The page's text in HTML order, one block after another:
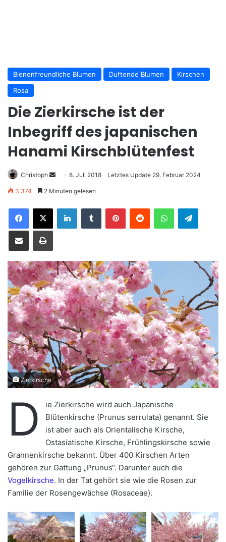
Bienenfreundliche Blumen Duftende Blumen
Kirschen
Rosa
Die Zierkirsche ist der
Inbegriff des japanischen
Hanami Kirschblütenfest
Christoph
d
s
e
i
n
e
E
-
M
a
i
l
8. Juli 2018 Letztes Update 29. Februar 2024
3.374 2 Minuten gelesen
Zierkirsche
D
ie Zierkirsche wird auch Japanische
Blütenkirsche (Prunus serrulata) genannt. Sie
ist aber auch als Orientalische Kirsche,
Ostasiatische Kirsche, Frühlingskirsche sowie
Grannenkirsche bekannt. Über 400 Kirschen Arten
gehören zur Gattung „Prunus“. Darunter auch die
Vogelkirsche. In der Tat gehört sie wie die Rosen zur
Familie der Rosengewächse (Rosaceae).